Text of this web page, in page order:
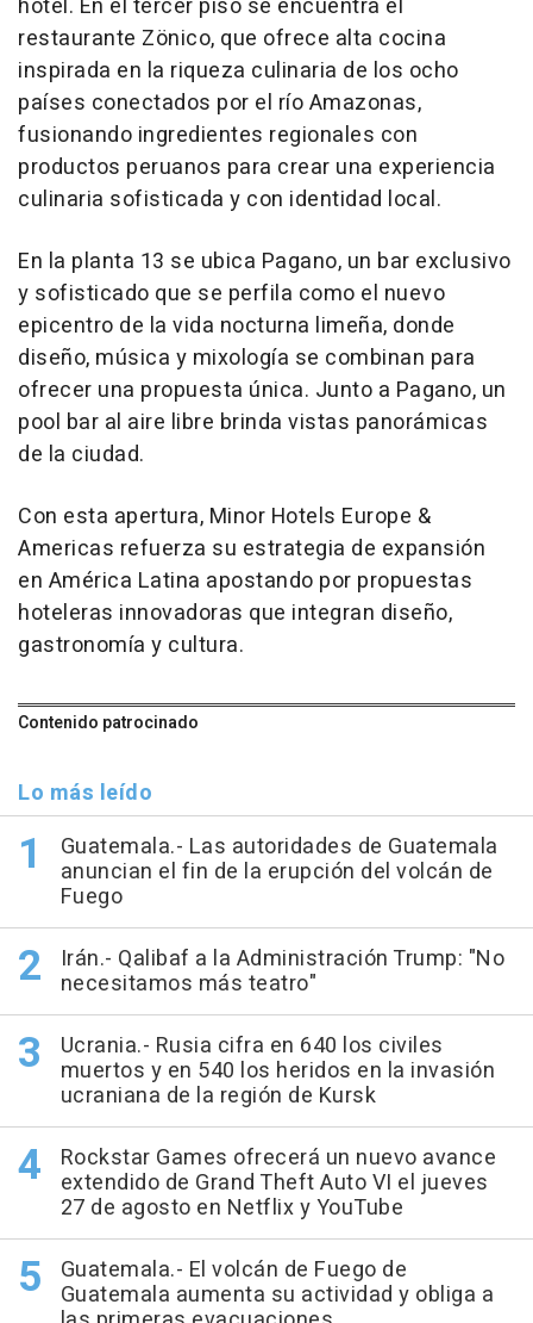
hotel. En el tercer piso se encuentra el
restaurante Zönico, que ofrece alta cocina
inspirada en la riqueza culinaria de los ocho
países conectados por el río Amazonas,
fusionando ingredientes regionales con
productos peruanos para crear una experiencia
culinaria sofisticada y con identidad local.
En la planta 13 se ubica Pagano, un bar exclusivo
y sofisticado que se perfila como el nuevo
epicentro de la vida nocturna limeña, donde
diseño, música y mixología se combinan para
ofrecer una propuesta única. Junto a Pagano, un
pool bar al aire libre brinda vistas panorámicas
de la ciudad.
Con esta apertura, Minor Hotels Europe &
Americas refuerza su estrategia de expansión
en América Latina apostando por propuestas
hoteleras innovadoras que integran diseño,
gastronomía y cultura.
Contenido patrocinado
Lo más leído
Guatemala.- Las autoridades de Guatemala
anuncian el fin de la erupción del volcán de
Fuego
Irán.- Qalibaf a la Administración Trump: "No
necesitamos más teatro"
Ucrania.- Rusia cifra en 640 los civiles
muertos y en 540 los heridos en la invasión
ucraniana de la región de Kursk
Rockstar Games ofrecerá un nuevo avance
extendido de Grand Theft Auto VI el jueves
27 de agosto en Netflix y YouTube
Guatemala.- El volcán de Fuego de
Guatemala aumenta su actividad y obliga a